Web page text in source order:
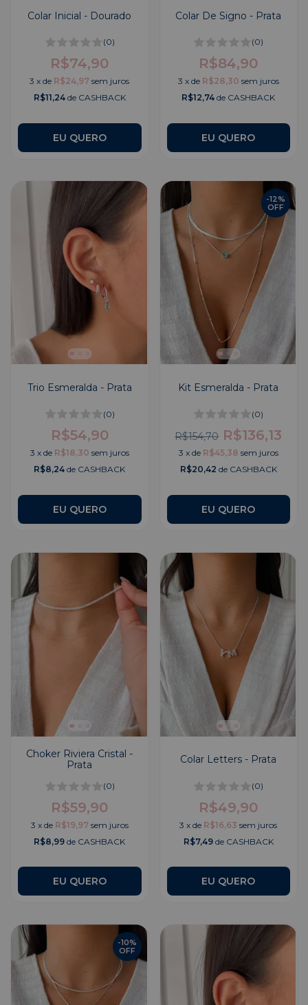
Colar Inicial - Dourado
(0)
R$74,90
3 xde R$24,97 sem juros
R$11,24de CASHBACK
EU QUERO
Colar De Signo - Prata
(0)
R$84,90
3 x de R$28,30 sem juros
R$12,74 de CASHBACK
EU QUERO
Trio Esmeralda - Prata
(0)
R$54,90
3 x de R$18,30 sem juros
R$8,24 de CASHBACK
Kit Esmeralda - Prata
(0)
R$154,70 R$136,13
-12%
OFF
3 x de R$45,38 sem juros
R$20,42 de CASHBACK
EU QUERO
Choker Riviera Cristal -
Prata
(0)
R$59,90
3 x de R$19,97 sem juros
R$8,99 de CASHBACK
Colar Letters - Prata
(0)
R$49,90
3 xde R$16,63 sem juros
R$7,49de CASHBACK
EU QUERO
-10%
OFF